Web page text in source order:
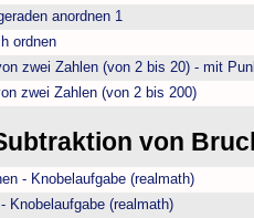
anordnen 1
ordnen
zwei Zahlen (von 2 bis 20) - mit
zwei Zahlen (von 2 bis 200)
von
- Knobelaufgabe (realmath)
Knobelaufgabe (realmath)